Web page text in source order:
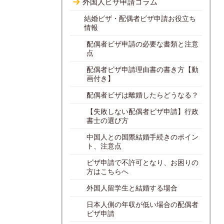
結婚ビザ・配偶者ビザ申請お役立ち
情報
配偶者ビザ申請の必要な書類と注意
点
配偶者ビザ申請理由書の書き方【動
画付き】
配偶者ビザは離婚したらどうなる？
【失敗しない配偶者ビザ申請】行政
書士の選び方
中国人との国際結婚手続きのポイン
ト、注意点
ビザ申請で不許可となり、お困りの
方はこちらへ
外国人留学生と結婚する場合
日本人側の年収が低い場合の配偶者
ビザ申請